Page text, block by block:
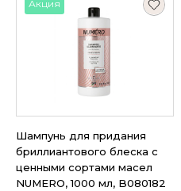
Акция
Шампунь для придания
бриллиантового блеска с
ценными сортами масел
NUMERO, 1000 мл, B080182